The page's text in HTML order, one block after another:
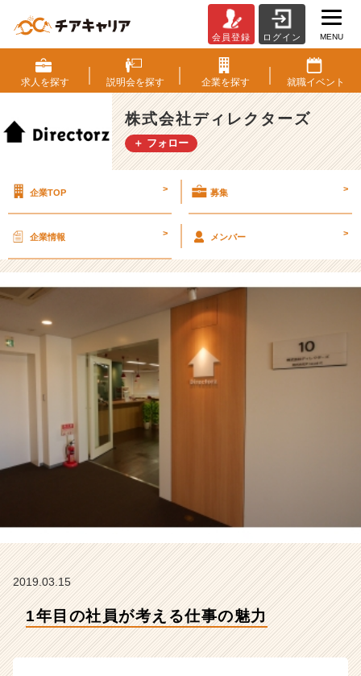
年
目
の
社
員
が
仕
魅
社
デ
ィ
レ
タ
の
ベ
会員登録 ログイン MENU
求人を探す 説明会を探す 企業を探す 就職イベント
株式会社ディレクターズ
＋ フォロー
企業TOP > 募集 >
企業情報 > メンバー >
2019.03.15
1年目の社員が考える仕事の魅力